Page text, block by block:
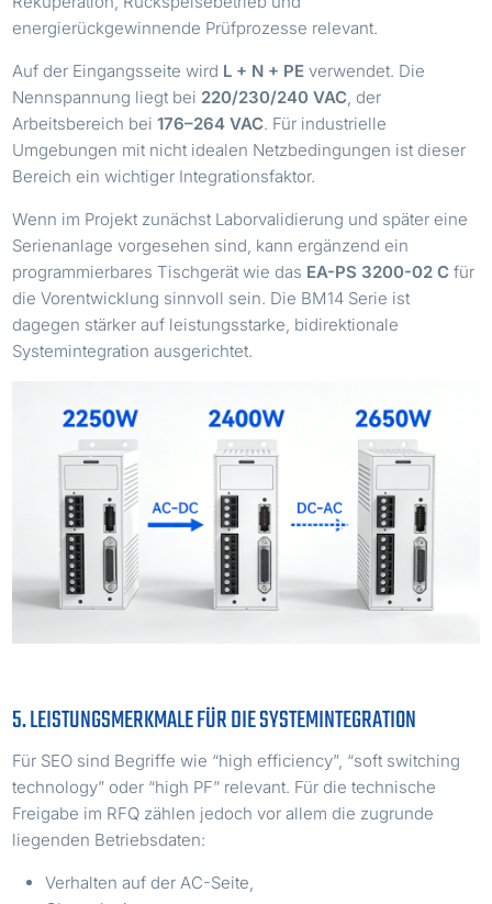
energierückgewinnende Prüfprozesse relevant.
Auf der Eingangsseite wird L + N + PE verwendet. Die
Nennspannung liegt bei 220/230/240 VAC, der
Arbeitsbereich bei176–264 VAC. Für industrielle
Umgebungen mit nicht idealen Netzbedingungen ist dieser
Bereich ein wichtiger Integrationsfaktor.
Wenn im Projekt zunächst Laborvalidierung und später eine
Serienanlage vorgesehen sind, kann ergänzend ein
programmierbares Tischgerät wie das EA-PS 3200-02 C für
die Vorentwicklung sinnvoll sein. Die BM14 Serie ist
dagegen stärker auf leistungsstarke, bidirektionale
Systemintegration ausgerichtet.
5. LEISTUNGSMERKMALE FÜR DIE SYSTEMINTEGRATION
Für SEO sind Begriffe wie “high efficiency”, “soft switching
technology” oder “high PF” relevant. Für die technische
Freigabe im RFQ zählen jedoch vor allem die zugrunde
liegenden Betriebsdaten:
Verhalten auf der AC-Seite,